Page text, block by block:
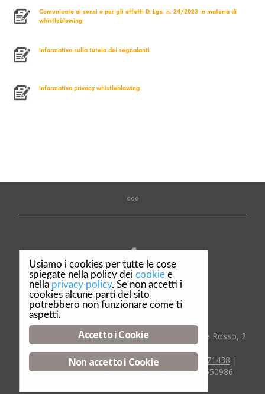
Comunicato ai sensi e per gli effetti D. Lgs. n. 24/2023 in materia di
whistleblowing
Informativa sulla tutela dei segnalanti
Informativa privacy whistleblowing
Privacy & Policy
Credits
© Dalè F.lli S.r.l. Complementi d'arredo - Via Ponte Rosso, 2
:+39 030 9718029| Fax: +39 030 9971438 |
Email:info@complementidale.it| P.IVA00549550986
Usiamo i cookies per tutte le cose
spiegate nella policy dei cookie e
nella privacy policy. Se non accetti i
cookies alcune parti del sito
potrebbero non funzionare come ti
aspetti.
Accetto i Cookie
Non accetto i Cookie